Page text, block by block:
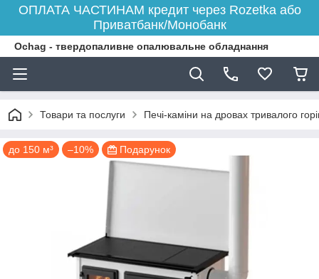
ОПЛАТА ЧАСТИНАМ кредит через Rozetka або
Приватбанк/Монобанк
Ochag - твердопаливне опалювальне обладнання
Товари та послуги Печі-каміни на дровах тривалого
до 150 м³ –10% Подарунок